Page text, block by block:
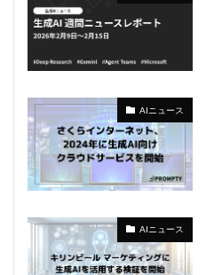
AIニュース
AIニュース